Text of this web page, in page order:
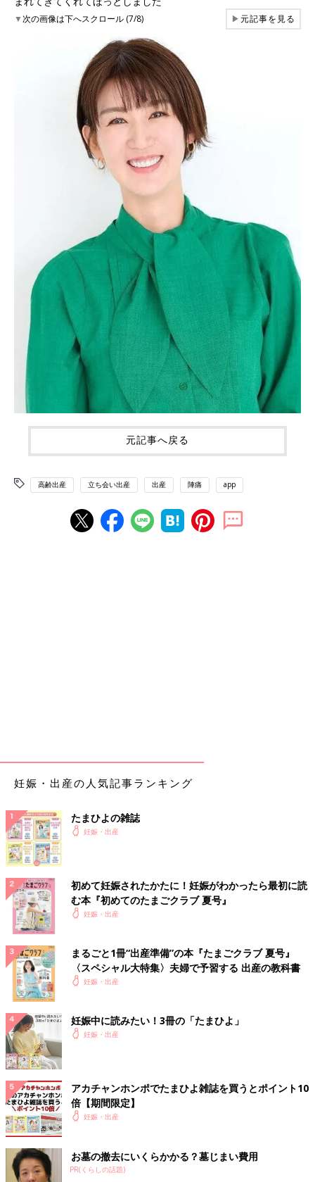
▼次の画像は下へスクロール (7/8) ▶元記事を見る
元記事へ戻る
高齢出産 立ち会い出産 出産 陣痛 app
妊娠・出産の人気記事ランキング
たまひよの雑誌
妊娠・出産
初めて妊娠されたかたに！妊娠がわかったら最初に読
む本『初めてのたまごクラブ 夏号』
妊娠・出産
まるごと1冊“出産準備”の本『たまごクラブ 夏号』
〈スペシャル大特集〉夫婦で予習する 出産の教科書
妊娠・出産
妊娠中に読みたい！3冊の「たまひよ」
妊娠・出産
アカチャンホンポでたまひよ雑誌を買うとポイント10
倍【期間限定】
妊娠・出産
お墓の撤去にいくらかかる？墓じまい費用
PR(くらしの話題)